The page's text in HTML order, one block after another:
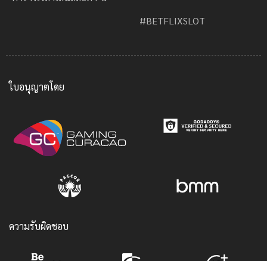
#BETFLIXSLOT
ใบอนุญาตโดย
ความรับผิดชอบ